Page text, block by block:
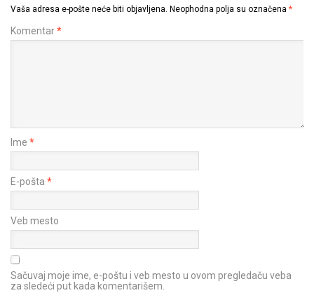
Vaša adresa e-pošte neće biti objavljena. Neophodna polja su označena *
Komentar*
Ime *
E-pošta *
Veb mesto
Sačuvaj moje ime, e-poštu i veb mesto u ovom pregledaču veba
za sledeći put kada komentarišem.